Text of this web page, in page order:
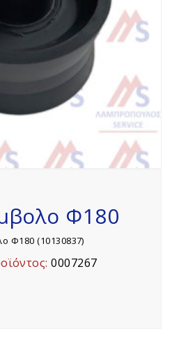
Φ180
Φ180 (10130837)
0007267